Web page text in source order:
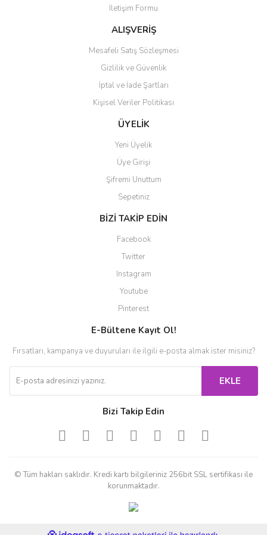
Ürün bilgilerinde hatalar bulunuyor.
Ürün fiyatı diğer sitelerden daha pahalı.
Gönder
İletişim Formu
ALIŞVERİŞ
Mesafeli Satış Sözleşmesi
Gizlilik ve Güvenlik
İptal ve İade Şartları
Kişisel Veriler Politikası
ÜYELİK
Yeni Üyelik
Üye Girişi
Şifremi Unuttum
Sepetiniz
BİZİ TAKİP EDİN
Facebook
Twitter
Instagram
Youtube
Pinterest
E-Bültene Kayıt Ol!
Fırsatları, kampanya ve duyuruları ile ilgili e-posta almak ister misiniz?
EKLE
Bizi Takip Edin
© Tüm hakları saklıdır. Kredi kartı bilgileriniz 256bit SSL sertifikası ile
korunmaktadır.